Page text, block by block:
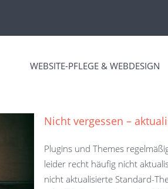
WEBSITE-PFLEGE & WEBDESIGN
Nicht vergessen –
Plugins und Themes
leider recht häufig nicht
nicht aktualisierte Standard-